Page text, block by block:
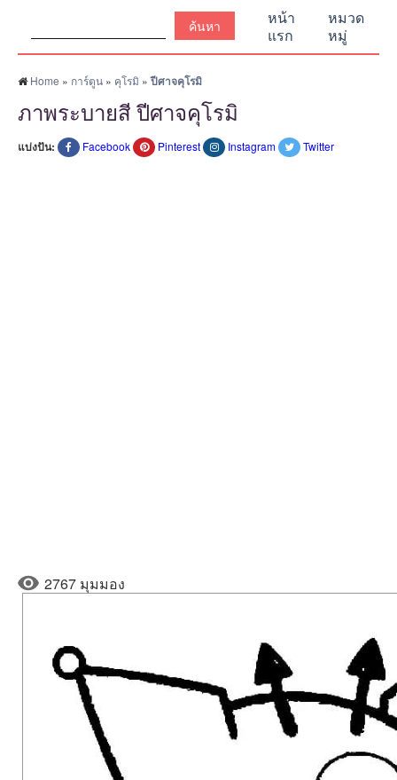
หน้า
แรก
หมวด
หมู่
Home » การ์ตูน » คุโรมิ »ปีศาจคุโรมิ
ภาพระบายสี ปีศาจคุโรมิ
แบ่งปัน: Facebook Pinterest Instagram Twitter
2767 มุมมอง